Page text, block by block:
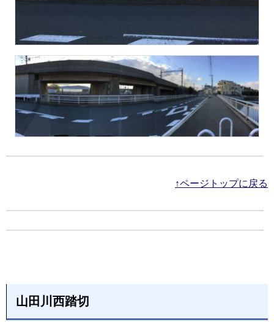
↑ページトップに戻る
山田川西踏切